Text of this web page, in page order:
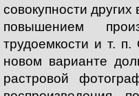
совокупности
повышением
трудоемкости и т.
новом варианте
растровой